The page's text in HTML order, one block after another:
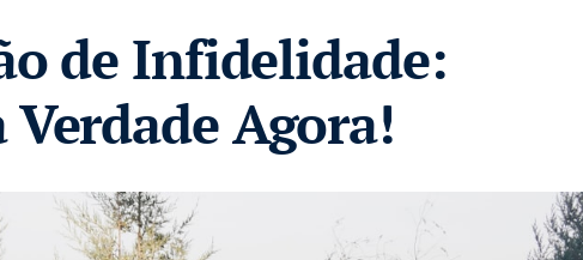
de Infidelidade:
Verdade Agora!